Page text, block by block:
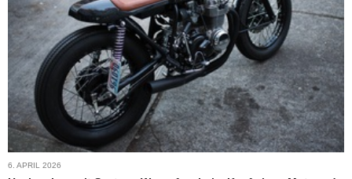
6. APRIL 2026